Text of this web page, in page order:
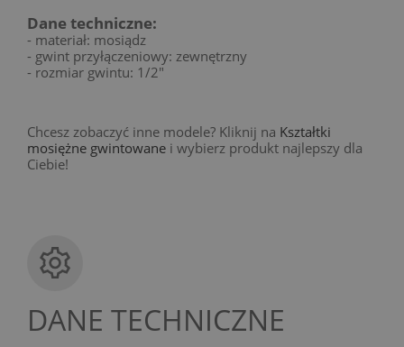
Dane techniczne:
- materiał: mosiądz
- gwint przyłączeniowy: zewnętrzny
- rozmiar gwintu: 1/2"
Chcesz zobaczyć inne modele? Kliknij na Kształtki
mosiężne gwintowane i wybierz produkt najlepszy dla
Ciebie!
DANE TECHNICZNE